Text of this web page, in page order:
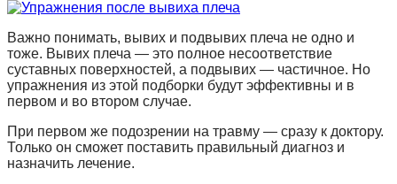
Важно понимать, вывих и подвывих плеча не одно и
тоже. Вывих плеча — это полное несоответствие
суставных поверхностей, а подвывих — частичное. Но
упражнения из этой подборки будут эффективны и в
первом и во втором случае.
При первом же подозрении на травму — сразу к доктору.
Только он сможет поставить правильный диагноз и
назначить лечение.